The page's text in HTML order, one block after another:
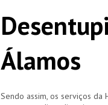
Álamos
Sendo assim, os serviços